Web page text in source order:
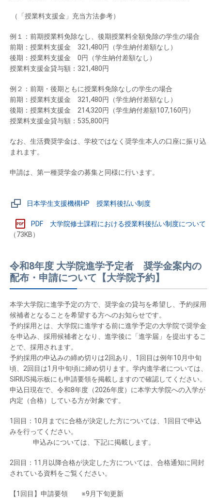
（「授業料支援金」充当方法参考）
例１：前期授業料免除なし、後期授業料全額免除の学生の場合
前期：授業料支援金 321,480円（学生納付差額なし）
後期：授業料支援金 0円（学生納付差額なし）
授業料支援金貸与額：321,480円
例２：前期・後期ともに授業料免除なしの学生の場合
前期：授業料支援金 321,480円（学生納付差額なし）
後期：授業料支援金 214,320円（学生納付差額107,160円）
授業料支援金貸与額：535,800円
なお、生活費奨学金は、学校ではなく奨学生本人の口座に振り込
まれます。
申請は、第一種奨学金の募集と同様に行います。
日本学生支援機構HP 授業料後払い制度
PDF 大学院修士課程における授業料後払い制度について
（73KB）
令和8年度 大学院進学予定者 奨学金案内の
配布・申請について【大学院予約】
本学大学院に進学予定の方で、奨学金の貸与を希望し、予約採用
候補者となることを希望する方へのお知らせです。
予約採用とは、大学院に進学する前に進学予定の大学院で奨学金
を申込み、採用候補者となり、進学後に「進学届」を提出するこ
とで、採用されます。
予約採用の申込みの締め切りは2回あり、1回目は例年10月中旬
頃、2回目は1月中旬頃に締め切ります。学内進学者については、
SIRIUS掲示板にも申請要領を掲載しますので確認してください。
申込日現在で、令和8年度（2026年度）に本学大学院への入学が
内定（合格）している方が対象です。
1回目：10月までに合格が決定した方については、1回目で申込
みを行ってください。
申込みについては、下記に掲載します。
2回目：11月以降合格が決定した方については、合格通知に同封
されている資料をご覧ください。
【1回目】申請要領 ※9月下旬更新